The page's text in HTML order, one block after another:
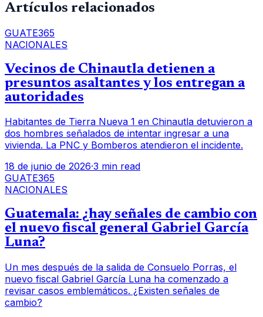
Artículos relacionados
GUATE365
NACIONALES
Vecinos de Chinautla detienen a
presuntos asaltantes y los entregan a
autoridades
Habitantes de Tierra Nueva 1 en Chinautla detuvieron a
dos hombres señalados de intentar ingresar a una
vivienda. La PNC y Bomberos atendieron el incidente.
18 de junio de 2026·3 min read
GUATE365
NACIONALES
Guatemala: ¿hay señales de cambio con
el nuevo fiscal general Gabriel García
Luna?
Un mes después de la salida de Consuelo Porras, el
nuevo fiscal Gabriel García Luna ha comenzado a
revisar casos emblemáticos. ¿Existen señales de
cambio?